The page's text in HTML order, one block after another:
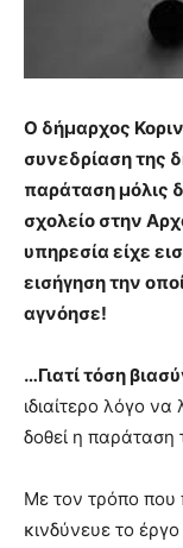
Ο δήμαρχος
συνεδρίαση της
παράταση μόλις
σχολείο στην
υπηρεσία είχε
εισήγηση την
αγνόησε!
…Γιατί τόση
ιδιαίτερο λόγο να
δοθεί η παράταση
Με τον τρόπο που
κινδύνευε το